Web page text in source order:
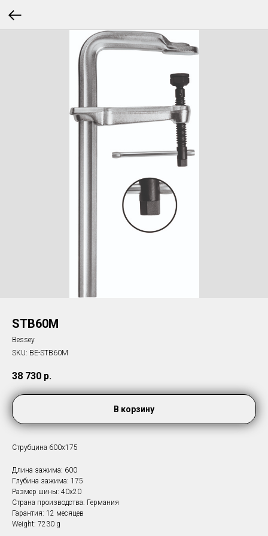
STB60M
Bessey
SKU: BE-STB60M
38 730 р.
В корзину
Струбцина 600х175
Длина зажима: 600
Глубина зажима: 175
Размер шины: 40x20
Страна производства: Германия
Гарантия: 12 месяцев
Weight: 7230 g